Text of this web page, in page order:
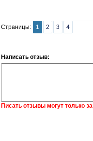
Страницы: 1 2 3 4
Написать отзыв:
Писать отзывы могут только